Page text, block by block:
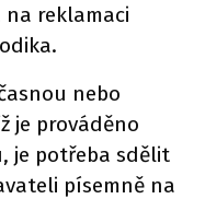
reklamaci
nebo
je prováděno
je potřeba sdělit
písemně na